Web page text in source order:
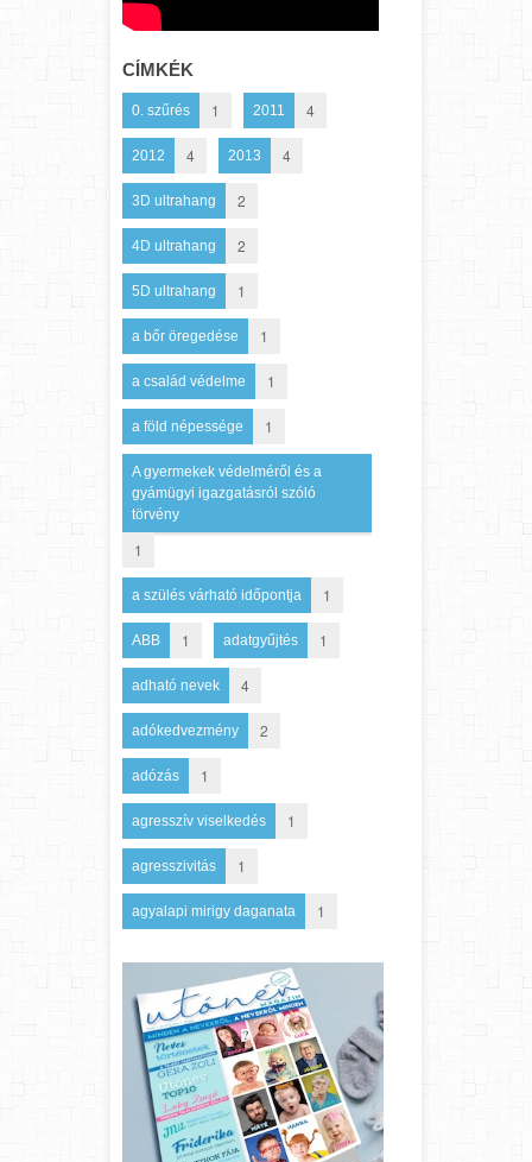
CÍMKÉK
0. szűrés 1 2011 4
2012 4 2013 4
3D ultrahang 2
4D ultrahang 2
5D ultrahang 1
a bőr öregedése 1
a család védelme 1
a föld népessége 1
A gyermekek védelméről és a
gyámügyi igazgatásról szóló
törvény
1
a szülés várható időpontja 1
ABB 1 adatgyűjtés 1
adható nevek 4
adókedvezmény 2
adózás 1
agresszív viselkedés 1
agresszivitás 1
agyalapi mirigy daganata 1